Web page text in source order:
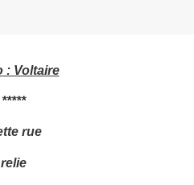
: Voltaire
*****
rue
relie